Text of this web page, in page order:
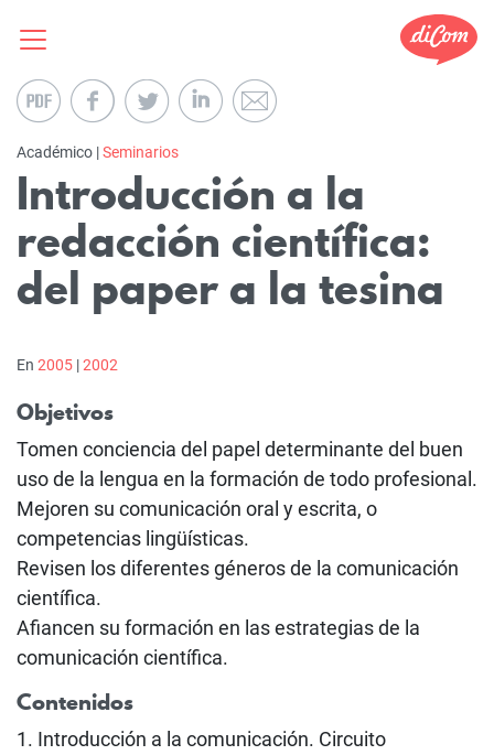
Académico |Seminarios
Introducción a la
redacción científica:
del paper a la tesina
En 2005 |2002
Objetivos
Tomen conciencia del papel determinante del buen
uso de la lengua en la formación de todo profesional.
Mejoren su comunicación oral y escrita, o
competencias lingüísticas.
Revisen los diferentes géneros de la comunicación
científica.
Afiancen su formación en las estrategias de la
comunicación científica.
Contenidos
1. Introducción a la comunicación. Circuito